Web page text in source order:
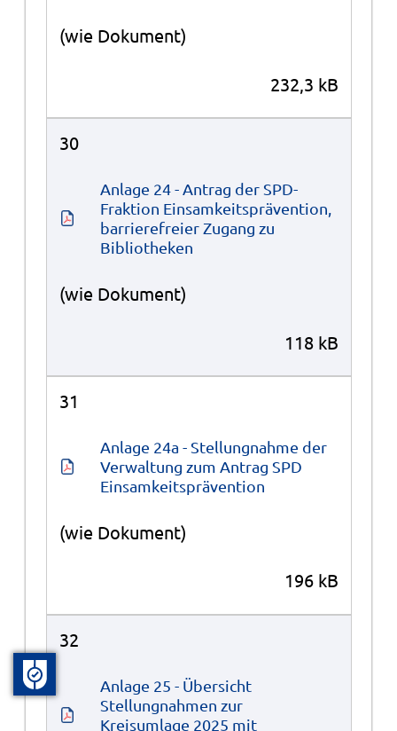
(wie Dokument)
232,3 kB
30
Anlage 24 - Antrag der SPD-
Fraktion Einsamkeitsprävention,
barrierefreier Zugang zu
Bibliotheken
(wie Dokument)
118 kB
31
Anlage 24a - Stellungnahme der
Verwaltung zum Antrag SPD
Einsamkeitsprävention
(wie Dokument)
196 kB
32
Anlage 25 - Übersicht
Stellungnahmen zur
Kreisumlage 2025 mit